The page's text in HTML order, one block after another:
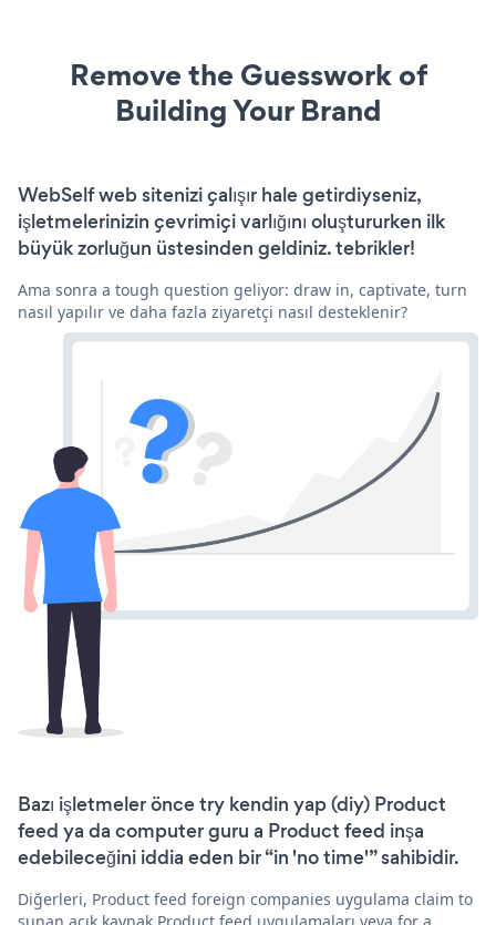
Remove the Guesswork of
Building Your Brand
WebSelf web sitenizi çalışır hale getirdiyseniz,
işletmelerinizin çevrimiçi varlığını oluştururken ilk
büyük zorluğun üstesinden geldiniz. tebrikler!
Ama sonra a tough question geliyor: draw in, captivate, turn
nasıl yapılır ve daha fazla ziyaretçi nasıl desteklenir?
Bazı işletmeler önce try kendin yap (diy) Product
feed ya da computer guru a Product feed inşa
edebileceğini iddia eden bir “in 'no time'” sahibidir.
Diğerleri, Product feed foreign companies uygulama claim to